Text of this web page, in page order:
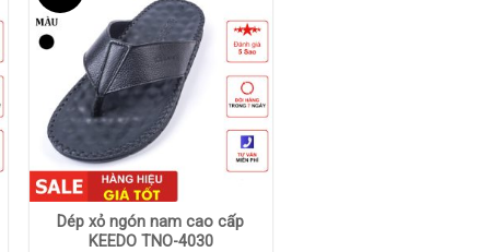
+
Dép xỏ ngón nam cao cấp
KEEDO TNO-4030